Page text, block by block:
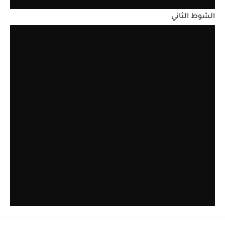
الشوط الثاني